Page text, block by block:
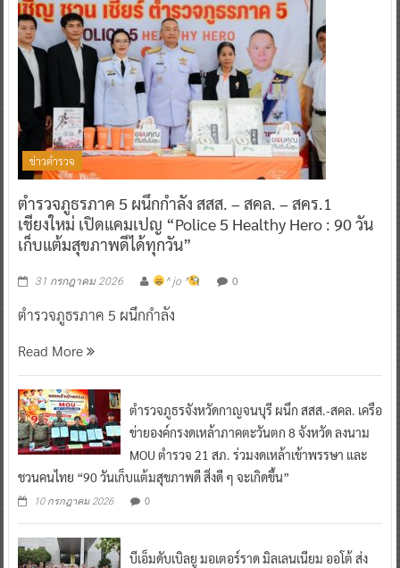
ข่าวตำรวจ
ตำรวจภูธรภาค 5 ผนึกกำลัง สสส. – สคล. – สคร.1
เชียงใหม่ เปิดแคมเปญ “Police 5 Healthy Hero : 90 วัน
เก็บแต้มสุขภาพดีได้ทุกวัน”
31 กรกฎาคม 2026 ^ jo ^ 0
ตำรวจภูธรภาค 5 ผนึกกำลัง
Read More
ตำรวจภูธรจังหวัดกาญจนบุรี ผนึก สสส.-สคล. เครือ
ข่ายองค์กรงดเหล้าภาคตะวันตก 8 จังหวัด ลงนาม
MOU ตำรวจ 21 สภ. ร่วมงดเหล้าเข้าพรรษา และ
ชวนคนไทย “90 วันเก็บแต้มสุขภาพดี สิ่งดี ๆ จะเกิดขึ้น”
10 กรกฎาคม 2026 0
บีเอ็มดับเบิลยู มอเตอร์ราด มิลเลนเนียม ออโต้ ส่ง